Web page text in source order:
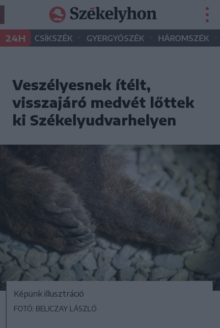
24H CSÍKSZÉK • GYERGYÓSZÉK • HÁROMSZÉK •
Veszélyesnek ítélt,
visszajáró medvét lőttek
ki Székelyudvarhelyen
Képünk illusztráció
FOTÓ: BELICZAY LÁSZLÓ